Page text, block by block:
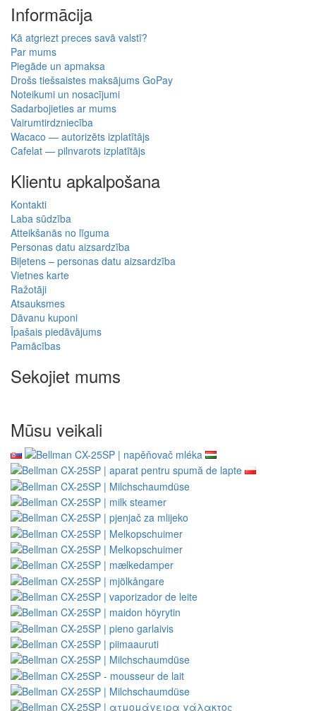
Informācija
Kā atgriezt preces savā valstī?
Par mums
Piegāde un apmaksa
Drošs tiešsaistes maksājums GoPay
Noteikumi un nosacījumi
Sadarbojieties ar mums
Vairumtirdzniecība
Wacaco — autorizēts izplatītājs
Cafelat — pilnvarots izplatītājs
Klientu apkalpošana
Kontakti
Laba sūdzība
Atteikšanās no līguma
Personas datu aizsardzība
Biļetens – personas datu aizsardzība
Vietnes karte
Ražotāji
Atsauksmes
Dāvanu kuponi
Īpašais piedāvājums
Pamācības
Sekojiet mums
Mūsu veikali